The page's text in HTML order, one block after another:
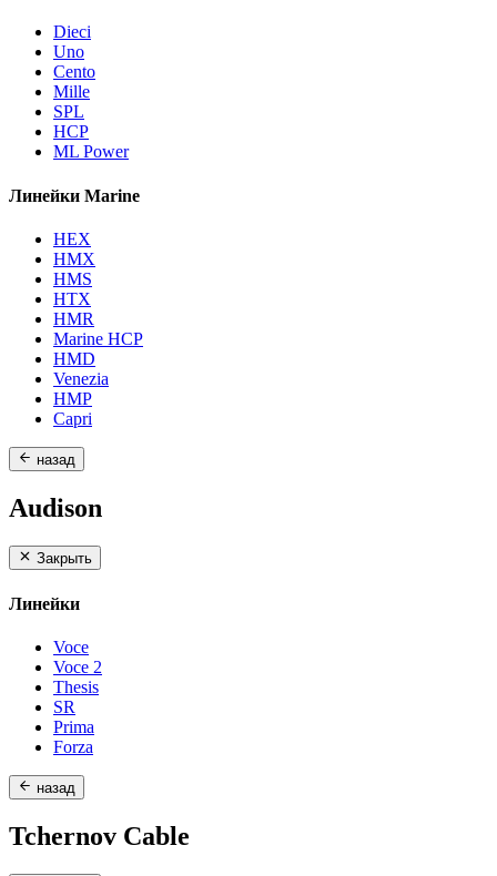
Dieci
Uno
Cento
Mille
SPL
HCP
ML Power
Линейки Marine
HEX
HMX
HMS
HTX
HMR
Marine HCP
HMD
Venezia
HMP
Capri
назад
Audison
Закрыть
Линейки
Voce
Voce 2
Thesis
SR
Prima
Forza
назад
Tchernov Cable